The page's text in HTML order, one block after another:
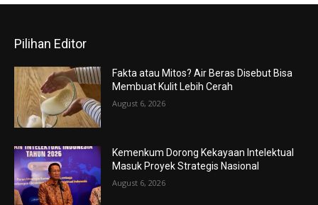
Pilihan Editor
Fakta atau Mitos? Air Beras Disebut Bisa
Membuat Kulit Lebih Cerah
August 6, 2026
Kemenkum Dorong Kekayaan Intelektual
Masuk Proyek Strategis Nasional
August 6, 2026